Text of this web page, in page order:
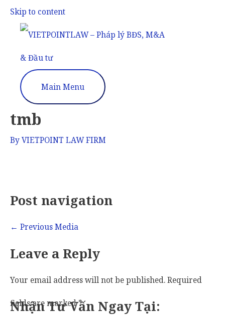
Skip to content
Main Menu
tmb
ByVIETPOINT LAW FIRM
Post navigation
← Previous Media
Leave a Reply
Your email address will not be published.Required
fields are marked*
Nhận Tư Vấn Ngay Tại: